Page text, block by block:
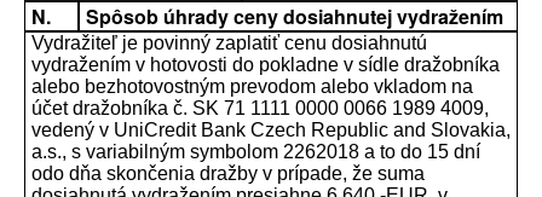
N. Spôsob úhrady ceny dosiahnutej vydražením
Vydražiteľ je povinný zaplatiť cenu dosiahnutú
vydražením v hotovosti do pokladne v sídle dražobníka
alebo bezhotovostným prevodom alebo vkladom na
účet dražobníka č. SK 71 1111 0000 0066 1989 4009,
vedený v UniCredit Bank Czech Republic and Slovakia,
a.s., s variabilným symbolom 2262018 a to do 15 dní
odo dňa skončenia dražby v prípade, že suma